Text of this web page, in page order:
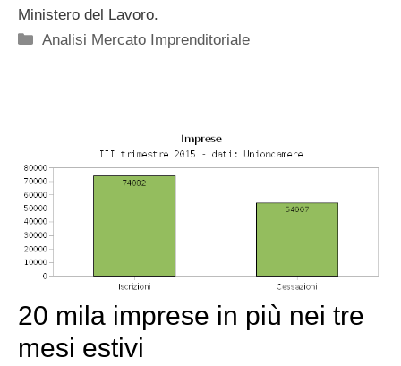
Ministero del Lavoro.
Categorie
Analisi Mercato Imprenditoriale
20 mila imprese in più nei tre
mesi estivi